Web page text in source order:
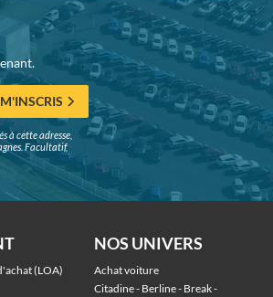
à cette adresse,
Facultatif,
(LOA)
NOS UNIVERS
Achat voiture
Citadine - Berline - Break -